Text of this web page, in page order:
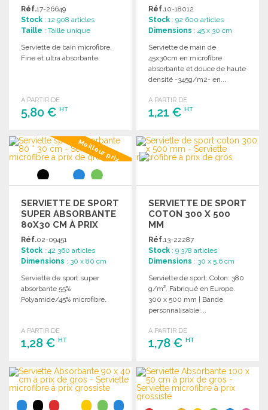
Réf.17-26649
Stock : 12 908 articles
Taille : Taille unique
Serviette de bain microfibre.
Fine et ultra absorbante.
A PARTIR DE
5,80 € HT
COMMANDER
Demander un devis
Réf.10-18012
Stock : 92 600 articles
Dimensions : 45 x 30 cm
Serviette de main de
45x30cm en microfibre
absorbante et douce de haute
densité -345g/m2- en...
A PARTIR DE
1,21 €HT
COMMANDER
Demander un devis
Meilleur prix
SERVIETTE DE SPORT
SUPER ABSORBANTE
80X30 CM À PRIX
GROSSISTE
Réf.02-09451
Stock : 42 360 articles
Dimensions : 30 x 80 cm
Serviette de sport super
absorbante 55%
Polyamide/45% microfibre.
A PARTIR DE
1,28 € HT
COMMANDER
Demander un devis
SERVIETTE DE SPORT
COTON 300 X 500
MM
Réf.13-22287
Stock : 9 378 articles
Dimensions : 30 x 5.6 cm
Serviette de sport. Coton: 380
g/m². Fabriqué en Europe.
300 x 500 mm | Bande
personnalisable:...
A PARTIR DE
1,78 €HT
COMMANDER
Demander un devis